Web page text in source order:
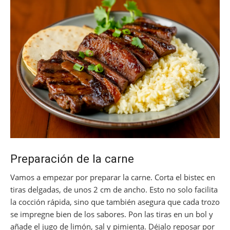
Preparación de la carne
Vamos a empezar por preparar la carne. Corta el bistec en
tiras delgadas, de unos 2 cm de ancho. Esto no solo facilita
la cocción rápida, sino que también asegura que cada trozo
se impregne bien de los sabores. Pon las tiras en un bol y
añade el jugo de limón, sal y pimienta. Déjalo reposar por